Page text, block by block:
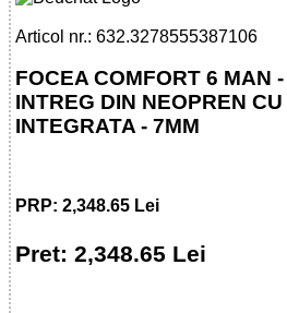
Articol nr.: 632.3278555387106
FOCEA COMFORT 6 MAN
INTREG DIN NEOPREN
INTEGRATA - 7MM
PRP: 2,348.65 Lei
Pret: 2,348.65 Lei